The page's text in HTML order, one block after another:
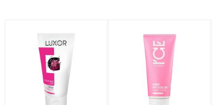
Возврат товара